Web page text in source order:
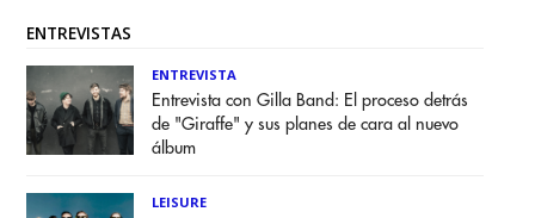
ENTREVISTAS
ENTREVISTA
Entrevista con Gilla Band: El proceso detrás
de "Giraffe" y sus planes de cara al nuevo
álbum
LEISURE